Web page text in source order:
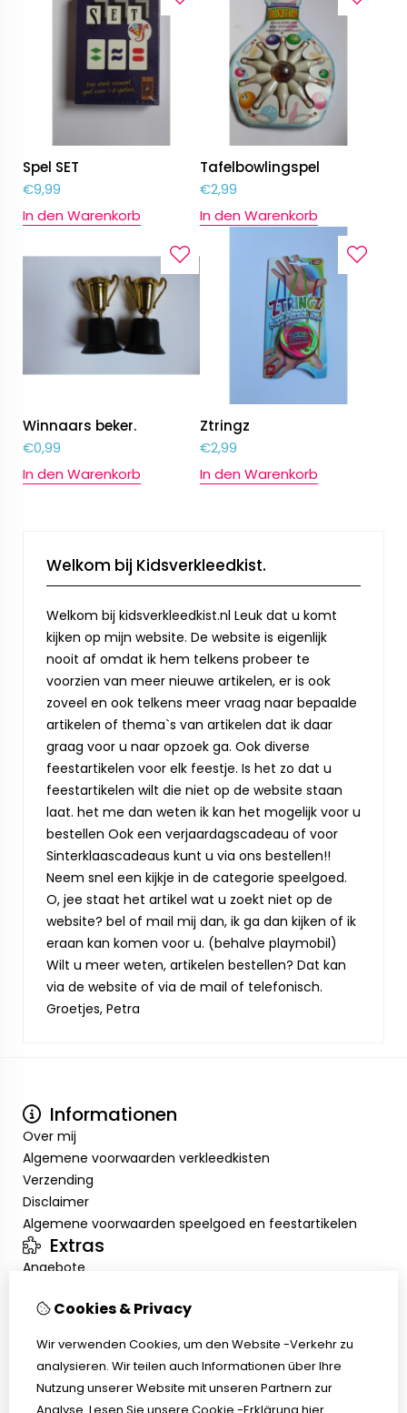
Spel SET
€9,99
In den Warenkorb
Tafelbowlingspel
€2,99
In den Warenkorb
Winnaars beker.
€0,99
In den Warenkorb
Ztringz
€2,99
In den Warenkorb
Welkom bij Kidsverkleedkist.
Welkom bij kidsverkleedkist.nl Leuk dat u komt
kijken op mijn website. De website is eigenlijk
nooit af omdat ik hem telkens probeer te
voorzien van meer nieuwe artikelen, er is ook
zoveel en ook telkens meer vraag naar bepaalde
artikelen of thema`s van artikelen dat ik daar
graag voor u naar opzoek ga. Ook diverse
feestartikelen voor elk feestje. Is het zo dat u
feestartikelen wilt die niet op de website staan
laat. het me dan weten ik kan het mogelijk voor u
bestellen Ook een verjaardagscadeau of voor
Sinterklaascadeaus kunt u via ons bestellen!!
Neem snel een kijkje in de categorie speelgoed.
O, jee staat het artikel wat u zoekt niet op de
website? bel of mail mij dan, ik ga dan kijken of ik
eraan kan komen voor u. (behalve playmobil)
Wilt u meer weten, artikelen bestellen? Dat kan
via de website of via de mail of telefonisch.
Groetjes, Petra
Informationen
Over mij
Algemene voorwaarden verkleedkisten
Verzending
Disclaimer
Algemene voorwaarden speelgoed en feestartikelen
Extras
Angebote
Inloggen
Kundenservice
Cookies & Privacy
Wir verwenden Cookies, um den Website -Verkehr zu
analysieren. Wir teilen auch Informationen über Ihre
Nutzung unserer Website mit unseren Partnern zur